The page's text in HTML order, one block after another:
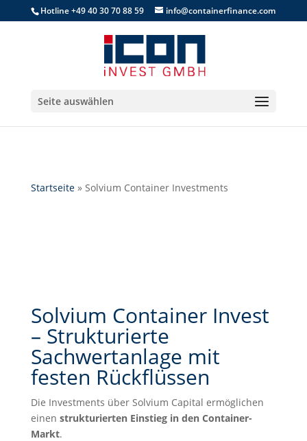
Hotline +49 40 30 70 88 59 info@containerfinance.com
Seite auswählen
Startseite» Solvium Container Investments
Solvium Container Invest
– Strukturierte
Sachwertanlage mit
festen Rückflüssen
Die Investments über Solvium Capital ermöglichen
einen strukturierten Einstieg in den Container-
Markt.